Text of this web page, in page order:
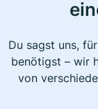
Du sagst uns,
benötigst – wir
von